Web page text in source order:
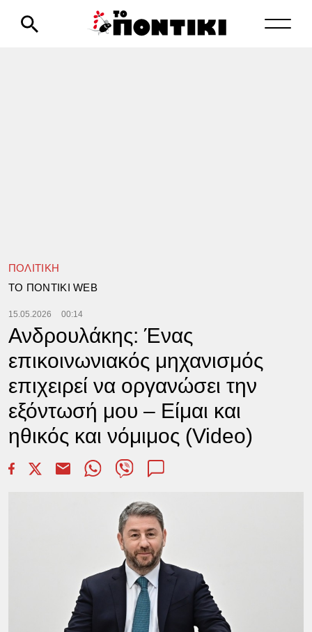
ΠΟΛΙΤΙΚΗ
TΟ ΠΟΝΤΙΚΙ WEB
15.05.2026 00:14
Ανδρουλάκης: Ένας
επικοινωνιακός μηχανισμός
επιχειρεί να οργανώσει την
εξόντωσή μου – Είμαι και
ηθικός και νόμιμος (Video)